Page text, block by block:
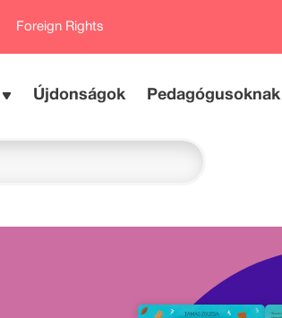
Foreign Rights
Újdonságok Pedagógusoknak